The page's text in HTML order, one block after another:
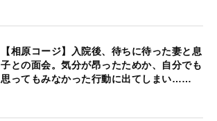
【相原コージ】入院後、待ちに待った妻と息
子との面会。気分が昂ったためか、自分でも
思ってもみなかった行動に出てしまい……